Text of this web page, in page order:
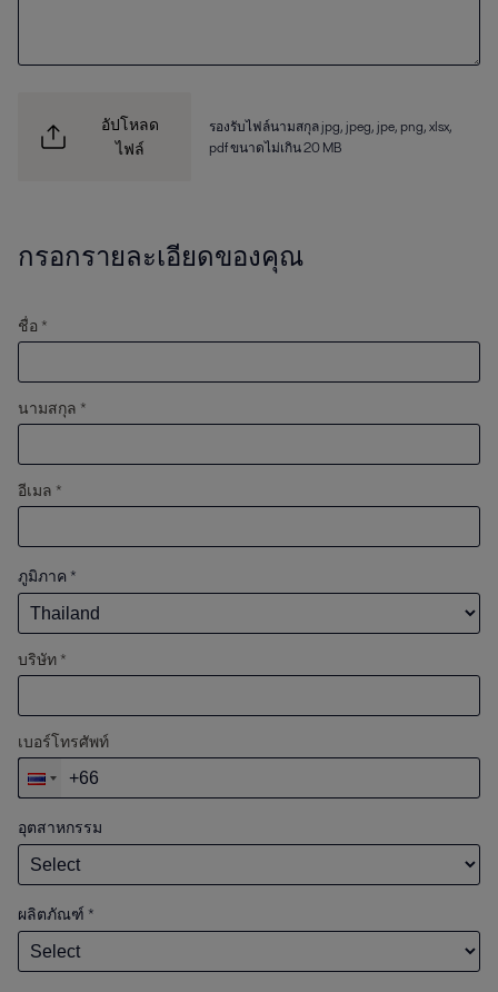
อัปโหลด
ไฟล์
รองรับไฟล์นามสกุล jpg, jpeg, jpe, png, xlsx,
pdf ขนาดไม่เกิน 20 MB
กรอกรายละเอียดของคุณ
ชื่อ *
นามสกุล *
อีเมล *
ภูมิภาค *
บริษัท *
เบอร์โทรศัพท์
อุตสาหกรรม
ผลิตภัณฑ์ *